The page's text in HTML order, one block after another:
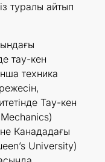
туралы айтып
тау-кен
техника
Тау-кен
Канададағы
University)